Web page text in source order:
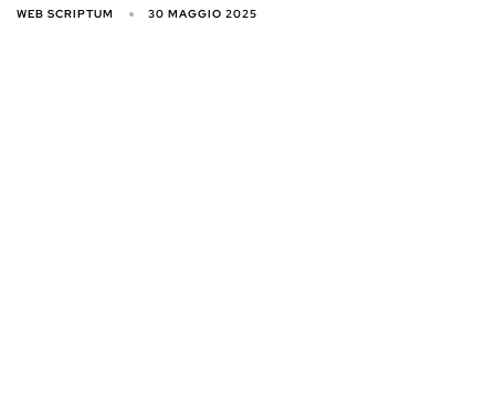
WEB SCRIPTUM 30 MAGGIO 2025